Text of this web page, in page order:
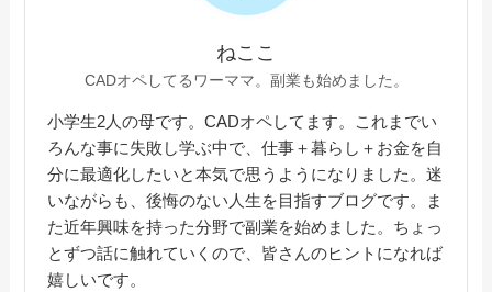
ねここ
CADオペしてるワーママ。副業も始めました。
小学生2人の母です。CADオペしてます。これまでい
ろんな事に失敗し学ぶ中で、仕事＋暮らし＋お金を自
分に最適化したいと本気で思うようになりました。迷
いながらも、後悔のない人生を目指すブログです。ま
た近年興味を持った分野で副業を始めました。ちょっ
とずつ話に触れていくので、皆さんのヒントになれば
嬉しいです。